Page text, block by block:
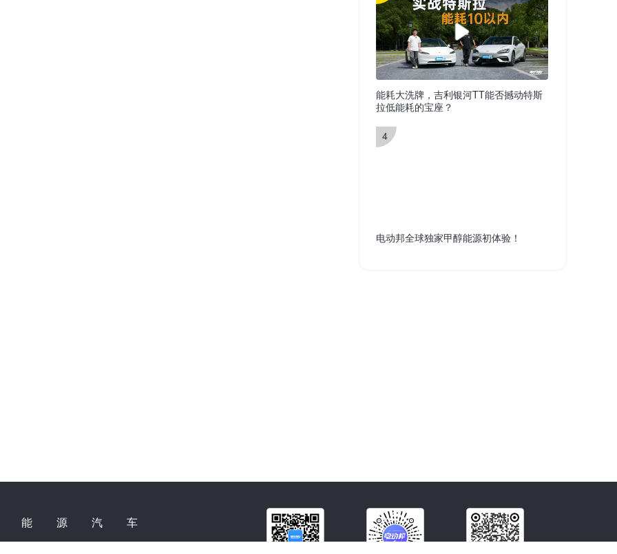
能耗大洗牌，吉利银河TT能否撼动特斯
拉低能耗的宝座？
4
电动邦全球独家甲醇能源初体验！
能源汽车